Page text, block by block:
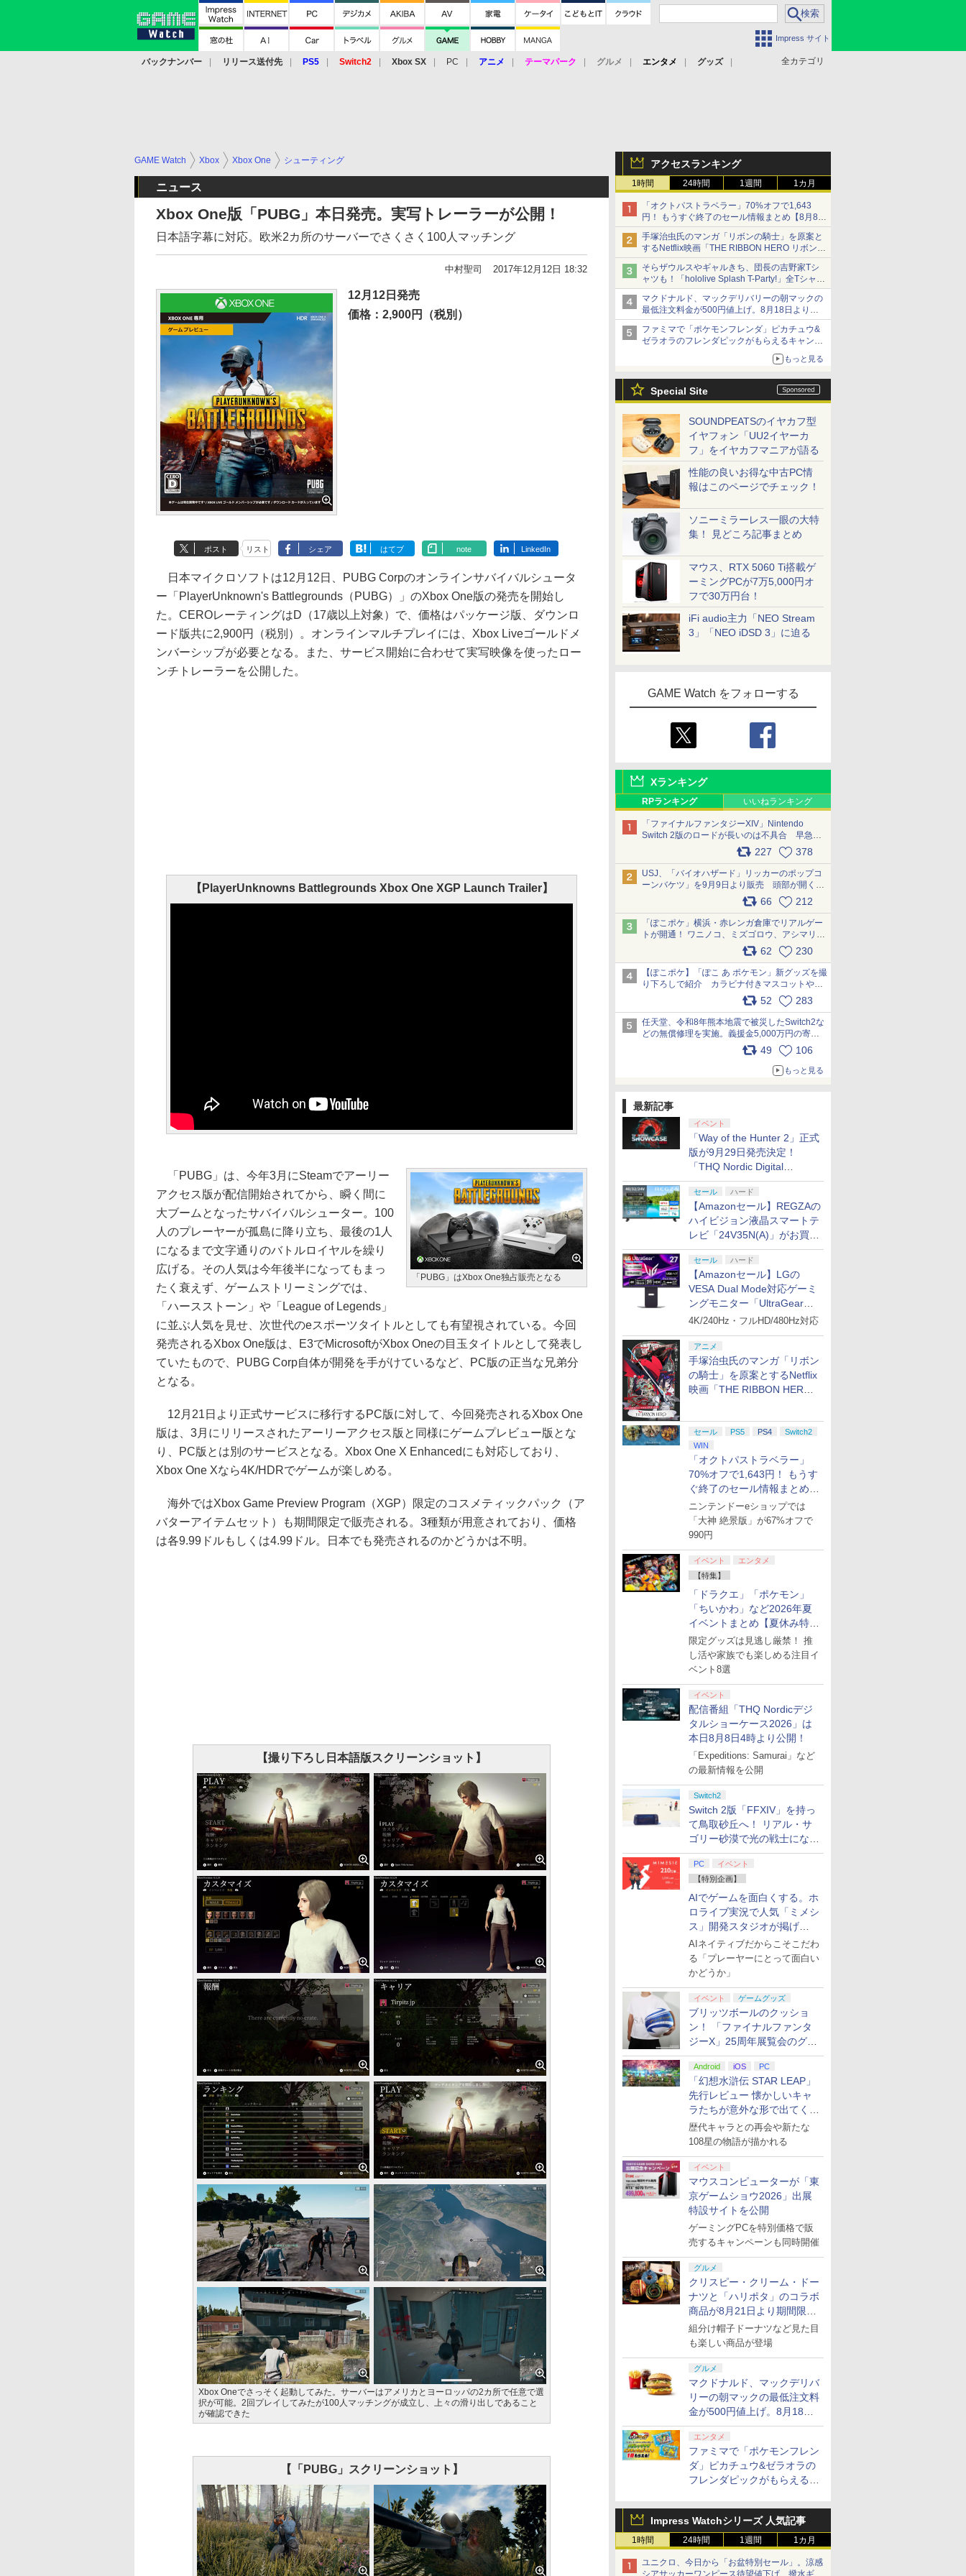
Impress サイト
全カテゴリ
バックナンバー リリース送付先 PS5 Switch2 Xbox SX PC アニメ テーマパーク グルメ エンタメ
グッズ
アクセスランキング
1時間 24時間 1週間 1カ月
「オクトパストラベラー」70%オフで1,643
円！ もうすぐ終了のセール情報まとめ【8月8日
更新】
ニンテンドーeショップでは「大神 絶景版」が
67%オフで990円
手塚治虫氏のマンガ「リボンの騎士」を原案と
するNetflix映画「THE RIBBON HERO リボンヒ
ーロー」本日配信開始
そらザウルスやギャルきち、団長の吉野家Tシ
ャツも！「hololive Splash T-Party!」全Tシャツ
ラインナップ公開＆オンライン販売開始
マクドナルド、マックデリバリーの朝マックの
最低注文料金が500円値上げ。8月18日より
1,500円から受付
ファミマで「ポケモンフレンダ」ピカチュウ&
ゼラオラのフレンダピックがもらえるキャンペ
もっと見る
Special Site
SOUNDPEATSのイヤカフ型
イヤフォン「UU2イヤーカ
フ」をイヤカフマニアが語る
性能の良いお得な中古PC情
報はこのページでチェック！
ソニーミラーレス一眼の大特
集！ 見どころ記事まとめ
マウス、RTX 5060 Ti搭載ゲ
ーミングPCが7万5,000円オ
フで30万円台！
iFi audio主力「NEO Stream
3」「NEO iDSD 3」に迫る
GAME Watch をフォローする
Xランキング
RPランキング いいねランキング
「ファイナルファンタジーXIV」Nintendo
Switch 2版のロードが長いのは不具合 早急に
アップデートできるよう対応中227 378
USJ、「バイオハザード」リッカーのポップコ
ーンバケツ」を9月9日より販売 頭部が開く仕
組み。味は恐怖を堪のう「味噌フレーバー」
66 212
「ぽこポケ」横浜・赤レンガ倉庫でリアルゲー
トが開通！ ワニノコ、ミズゴロウ、アシマリ登
場シーンをレポート pic.x.com/LDgEByVl6D
62 230
【ぽこポケ】「ぽこ あ ポケモン」新グッズを撮
り下ろしで紹介 カラビナ付きマスコットやス
52 283
任天堂、令和8年熊本地震で被災したSwitch2な
どの無償修理を実施。義援金5,000万円の寄付
も発表 pic.x.com/BAYsMfUfUC
49 106
もっと見る
最新記事
イベント
「Way of the Hunter 2」正式
版が9月29日発売決定！
「THQ Nordic Digital
Showcase 2026」まとめ
セール ハード
【Amazonセール】REGZAの
ハイビジョン液晶スマートテ
レビ「24V35N(A)」がお買い
得！
セール ハード
【Amazonセール】LGの
VESA Dual Mode対応ゲーミ
ングモニター「UltraGear
27G850A-B」がお買い得！
4K/240Hz・フルHD/480Hz対応
アニメ
手塚治虫氏のマンガ「リボン
の騎士」を原案とするNetflix
映画「THE RIBBON HERO
セール PS5 PS4
Switch2
WIN
「オクトパストラベラー」
70%オフで1,643円！ もうす
ぐ終了のセール情報まとめ
【8月8日更新】
ニンテンドーeショップでは
「大神 絶景版」が67%オフで
990円
イベント
エンタメ
【特集】
「ドラクエ」「ポケモン」
「ちいかわ」など2026年夏
イベントまとめ【夏休み特
集】
限定グッズは見逃し厳禁！ 推
し活や家族でも楽しめる注目イ
ベント8選
イベント
配信番組「THQ Nordicデジ
タルショーケース2026」は
本日8月8日4時より公開！
「Expeditions: Samurai」など
の最新情報を公開
Switch2
Switch 2版「FFXIV」を持っ
て鳥取砂丘へ！ リアル・サ
ゴリー砂漠で光の戦士になっ
てみた
PC
イベント
【特別企画】
AIでゲームを面白くする。ホ
ロライブ実況で人気「ミメシ
ス」開発スタジオが掲げ
る“AI活用の信念”とは？【講
演レポート】
AIネイティブだからこそこだわ
る「プレーヤーにとって面白い
かどうか」
イベント ゲームグッズ
ブリッツボールのクッショ
ン！ 「ファイナルファンタ
ジーX」25周年展覧会のグッ
ズ情報が公開
Android iOS PC
「幻想水滸伝 STAR LEAP」
先行レビュー 懐かしいキャ
ラたちが意外な形で出てくる
シリーズ完全新作！
歴代キャラとの再会や新たな
108星の物語が描かれる
イベント
マウスコンピューターが「東
京ゲームショウ2026」出展
特設サイトを公開
ゲーミングPCを特別価格で販
売するキャンペーンも同時開催
グルメ
クリスピー・クリーム・ドー
ナツと「ハリポタ」のコラボ
商品が8月21日より期間限定
で発売
組分け帽子ドーナツなど見た目
も楽しい商品が登場
グルメ
マクドナルド、マックデリバ
リーの朝マックの最低注文料
金が500円値上げ。8月18日
より1,500円から受付
エンタメ
ファミマで「ポケモンフレン
ダ」ピカチュウ&ゼラオラの
フレンダピックがもらえるキ
Impress Watchシリーズ 人気記事
1時間 24時間 1週間 1カ月
ユニクロ、今日から「お盆特別セール」。涼感
シアサッカーワンピース待望値下げ、撥水ギア
GAME Watch Xbox Xbox One シューティング
ニュース
Xbox One版「PUBG」本日発売。実写トレーラーが公開！
日本語字幕に対応。欧米2カ所のサーバーでさくさく100人マッチング
中村聖司 2017年12月12日 18:32
12月12日発売
価格：2,900円（税別）
ポスト リスト シェア はてブ note LinkedIn
日本マイクロソフトは12月12日、PUBG Corpのオンラインサバイバルシュータ
ー「PlayerUnknown's Battlegrounds（PUBG）」のXbox One版の発売を開始し
た。CEROレーティングはD（17歳以上対象）で、価格はパッケージ版、ダウンロ
ード版共に2,900円（税別）。オンラインマルチプレイには、Xbox Liveゴールドメ
ンバーシップが必要となる。また、サービス開始に合わせて実写映像を使ったロー
ンチトレーラーを公開した。
【PlayerUnknowns Battlegrounds Xbox One XGP Launch Trailer】
「PUBG」はXbox One独占販売となる
「PUBG」は、今年3月にSteamでアーリー
アクセス版が配信開始されてから、瞬く間に
大ブームとなったサバイバルシューター。100
人のプレーヤーが孤島に降り立ち、最後の1人
になるまで文字通りのバトルロイヤルを繰り
広げる。その人気は今年後半になってもまっ
たく衰えず、ゲームストリーミングでは、
「ハースストーン」や「League of Legends」
に並ぶ人気を見せ、次世代のeスポーツタイトルとしても有望視されている。今回
発売されるXbox One版は、E3でMicrosoftがXbox Oneの目玉タイトルとして発表し
ていたもので、PUBG Corp自体が開発を手がけているなど、PC版の正当な兄弟分
となる。
12月21日より正式サービスに移行するPC版に対して、今回発売されるXbox One
版は、3月にリリースされたアーリーアクセス版と同様にゲームプレビュー版とな
り、PC版とは別のサービスとなる。Xbox One X Enhancedにも対応しており、
Xbox One Xなら4K/HDRでゲームが楽しめる。
海外ではXbox Game Preview Program（XGP）限定のコスメティックパック（ア
バターアイテムセット）も期間限定で販売される。3種類が用意されており、価格
は各9.99ドルもしくは4.99ドル。日本でも発売されるのかどうかは不明。
【撮り下ろし日本語版スクリーンショット】
Xbox Oneでさっそく起動してみた。サーバーはアメリカとヨーロッパの2カ所で任意で選
択が可能。2回プレイしてみたが100人マッチングが成立し、上々の滑り出しであること
が確認できた
【「PUBG」スクリーンショット】